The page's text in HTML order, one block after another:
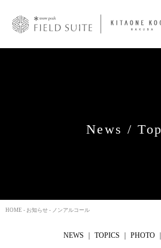
News /
HOME - お知らせ- ノンアルコール
NEWS TOPICS PHOTO